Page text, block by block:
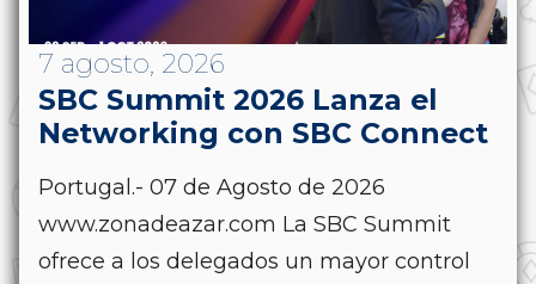
7 agosto, 2026
SBC Summit 2026 Lanza el
Networking con SBC Connect
Portugal.- 07 de Agosto de 2026
www.zonadeazar.com La SBC Summit
ofrece a los delegados un mayor control